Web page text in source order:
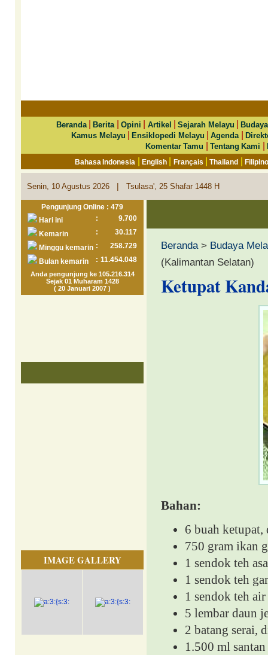
Beranda|Berita Opini Artikel |Sejarah Melayu |
Kamus Melayu
|Ensiklopedi Melayu |Agenda |
Komentar Tamu
|Tentang Kami |
Bahasa Indonesia |English Français |Thailand |
Senin, 10 Agustus 2026 | Tsulasa', 25 Shafar 1448 H
Pengunjung Online : 479
Hari ini
:
9.700
Kemarin
:
30.117
Minggu kemarin :
258.729
Bulan kemarin
: 11.454.048
Anda pengunjung ke 105.216.314
Sejak 01 Muharam 1428
( 20 Januari 2007 )
IMAGE GALLERY
Beranda> Budaya
(Kalimantan Selatan)
Ketupat
Bahan:
6 buah
750 gram ikan
1 sendok teh
1 sendok teh
1 sendok teh
5 lembar daun
2 batang serai,
1.500 ml